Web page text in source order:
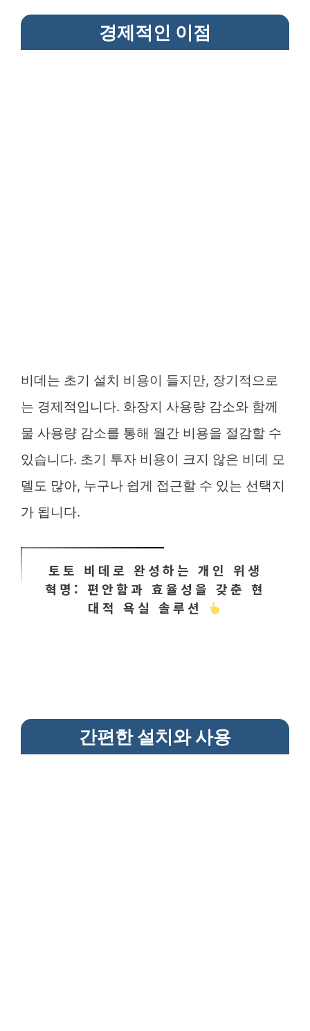
경제적인 이점
비데는 초기 설치 비용이 들지만, 장기적으로
는 경제적입니다. 화장지 사용량 감소와 함께
물 사용량 감소를 통해 월간 비용을 절감할 수
있습니다. 초기 투자 비용이 크지 않은 비데 모
델도 많아, 누구나 쉽게 접근할 수 있는 선택지
가 됩니다.
토토 비데로 완성하는 개인 위생
혁명: 편안함과 효율성을 갖춘 현
대적 욕실 솔루션
간편한 설치와 사용